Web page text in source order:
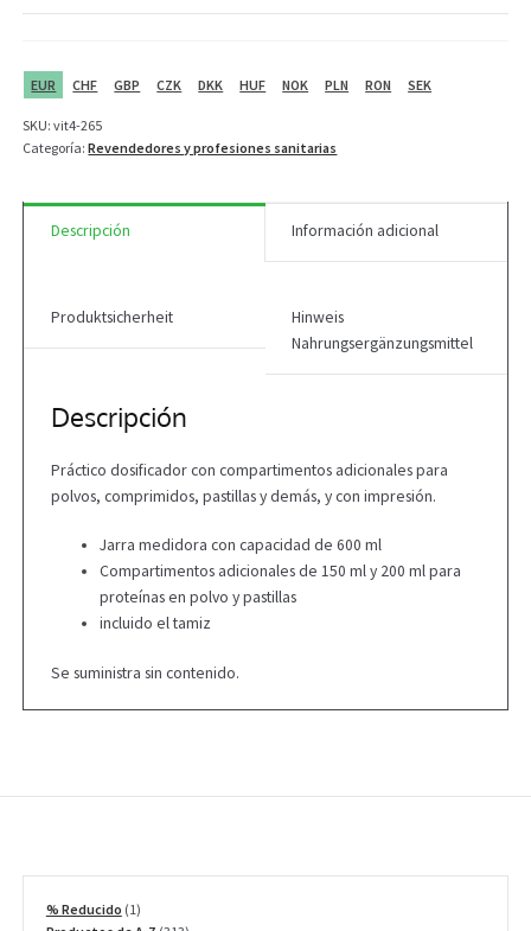
cantidad
EUR CHF GBP CZK DKK HUF NOK PLN RON SEK
SKU:vit4-265
Categoría:Revendedores y profesiones sanitarias
Descripción Información adicional
Produktsicherheit
Hinweis
Nahrungsergänzungsmittel
Descripción
Práctico dosificador con compartimentos adicionales para
polvos, comprimidos, pastillas y demás, y con impresión.
Jarra medidora con capacidad de 600 ml
Compartimentos adicionales de 150 ml y 200 ml para
proteínas en polvo y pastillas
incluido el tamiz
Se suministra sin contenido.
% Reducido 11